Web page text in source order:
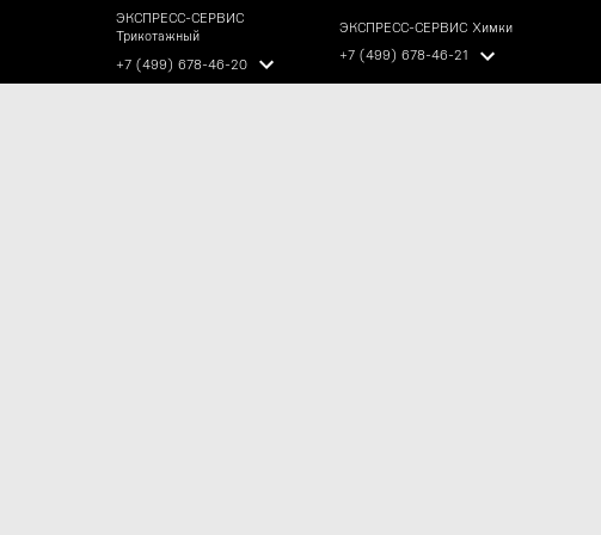
ЭКСПРЕСС-СЕРВИС
Трикотажный
+7 (499) 678-46-20
ЭКСПРЕСС-СЕРВИС Химки
+7 (499) 678-46-21